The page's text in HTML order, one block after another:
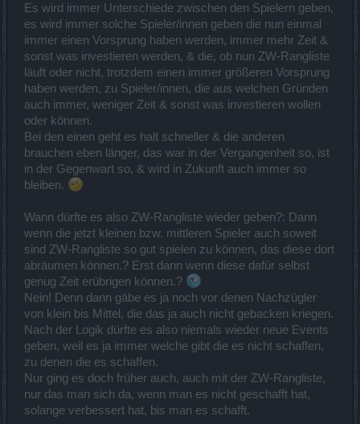
Es wird immer Unterschiede zwischen den Spielern geben,
es wird immer solche Spieler/innen geben die nun einmal
immer einen Vorsprung haben werden, immer mehr Zeit &
sonst was investieren werden, & die, ob nun ZW-Rangliste
läuft oder nicht, trotzdem einen immer größeren Vorsprung
haben werden, zu Spieler/innen, die aus welchen Gründen
auch immer, weniger Zeit & sonst was investieren wollen
oder können.
Bei den einen geht es halt schneller & die anderen
brauchen eben länger, das war in der Vergangenheit so, ist
in der Gegenwart so, & wird in Zukunft auch immer so
bleiben.
Wann dürfte es also ZW-Rangliste wieder geben?: Dann
wenn die jetzt kleinen bzw. mittleren Spieler auch soweit
sind ZW-Rangliste so gut spielen zu können, das diese dort
abräumen können.? Erst dann wenn diese dafür selbst
genug Zeit erübrigen können.?
Nein! Denn dann gäbe es ja noch vor denen Nachzügler
von klein bis Mittel, die das ja auch nicht gebacken kriegen.
Nach der Logik dürfte es also niemals wieder neue Events
geben, weil es ja immer welche gibt die es nicht schaffen,
zu denen die es schaffen.
Nur ging es doch früher auch, auch mit der ZW-Rangliste,
nur das man sich da, wenn man es nicht geschafft hat,
solange verbessert hat, bis man es schafft.